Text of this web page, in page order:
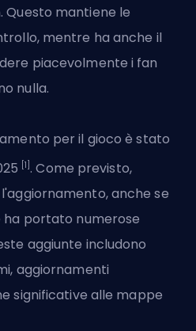
Questo mantiene le
mentre ha anche il
piacevolmente i fan
nulla.
per il gioco è stato
[1] . Come previsto,
anche se
ha portato numerose
aggiunte includono
aggiornamenti
significative alle mappe